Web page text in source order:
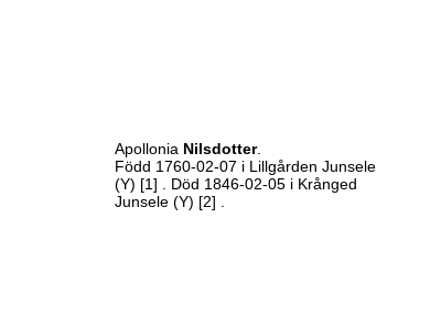
Apollonia Nilsdotter.
Född 1760-02-07 i Lillgården Junsele
(Y) [1]
. Död 1846-02-05 i Krånged
Junsele (Y) [2]